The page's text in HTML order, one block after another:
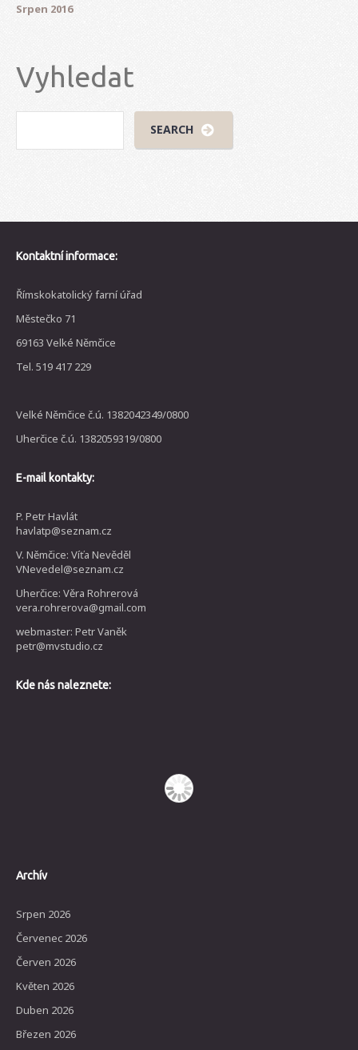
Srpen 2016
Vyhledat
Kontaktní informace:
Římskokatolický farní úřad
Městečko 71
69163 Velké Němčice
Tel. 519 417 229
Velké Němčice č.ú. 1382042349/0800
Uherčice č.ú. 1382059319/0800
E-mail kontakty:
P. Petr Havlát
havlatp@seznam.cz
V. Němčice: Víťa Nevěděl
VNevedel@seznam.cz
Uherčice: Věra Rohrerová
vera.rohrerova@gmail.com
webmaster: Petr Vaněk
petr@mvstudio.cz
Kde nás naleznete:
Archív
Srpen 2026
Červenec 2026
Červen 2026
Květen 2026
Duben 2026
Březen 2026